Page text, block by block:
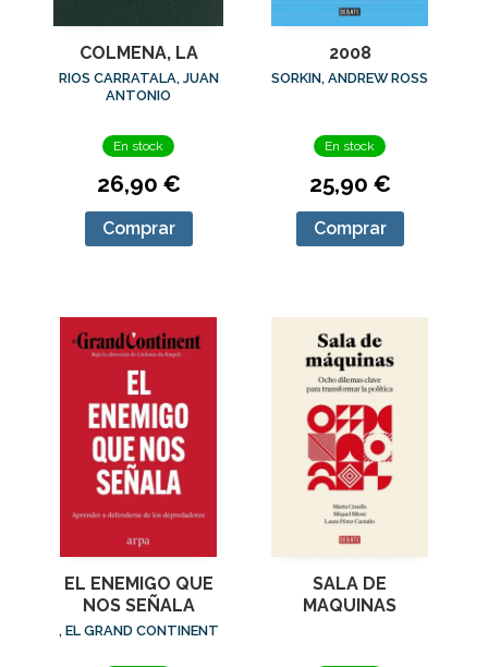
COLMENA, LA
RIOS CARRATALA, JUAN
ANTONIO
En stock
26,90 €
Comprar
2008
SORKIN, ANDREW ROSS
En stock
25,90 €
Comprar
EL ENEMIGO QUE
NOS SEÑALA
, EL GRAND CONTINENT
SALA DE
MAQUINAS